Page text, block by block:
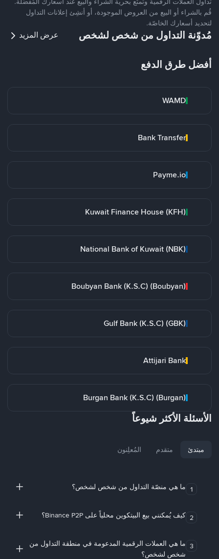
قُم بالشراء أو البيع من العروض الموجودة، أو أنشِئ إعلانات التداول
لتحديد أسعارك الخاصّة.
مُدوّنة التداول من شخص لشخص عرض المزيد
أفضل طرق الدفع
WAMD
Bank Transfer
Payme.io
Kuwait Finance House (KFH)
National Bank of Kuwait (NBK)
Boubyan Bank (K.S.C) (Boubyan)
Gulf Bank (K.S.C) (GBK)
Attijari Bank
Burgan Bank (K.S.C) (Burgan)
الأسئلة الأكثر شيوعاً
مبتدئ متقدم المُعلِنون
1 ما هي منصّة التداول من شخص لشخص؟
2 كيف يُمكنني بيع البيتكوين محلياً على Binance P2P؟
3 ما هي العملات الرقمية المدعومة في منطقة التداول من
شخص لشخص؟